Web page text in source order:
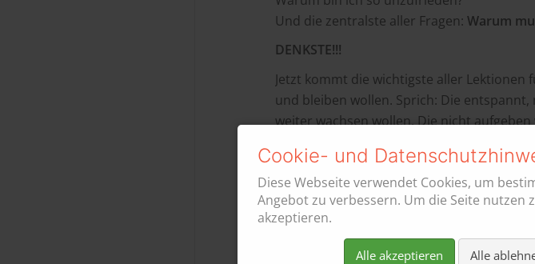
Cookie- und
Diese Webseite verwendet Cookies, um
Angebot zu verbessern. Um die Seite nutzen
akzeptieren.
Alle akzeptieren Alle
Und die zentralste aller Fragen: Warum
DENKSTE!!!
Jetzt kommt die wichtigste aller Lektionen
und bleiben wollen. Sprich: Die
weiter wachsen wollen. Die nicht
Sie reicht dir nicht den Finger, sondern
Arm, weil sie dein Telefonjoker ist, wenn
brauchst, eine Stunde Online-Coaching